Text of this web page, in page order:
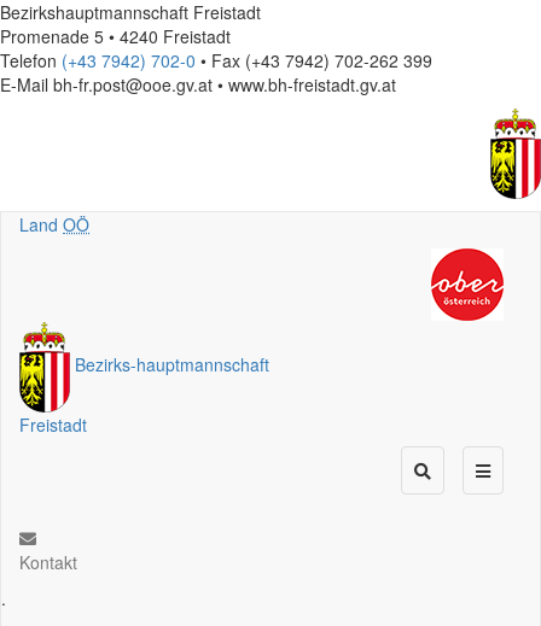
Bezirkshauptmannschaft Freistadt
Promenade 5 • 4240 Freistadt
Telefon (+43 7942) 702-0 • Fax (+43 7942) 702-262 399
E-Mail bh-fr.post@ooe.gv.at • www.bh-freistadt.gv.at
Land OÖ
Bezirks-hauptmannschaft
Freistadt
Kontakt
.